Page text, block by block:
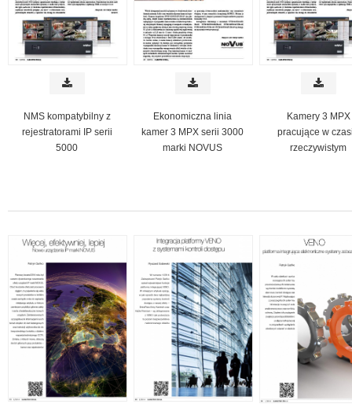
NMS kompatybilny z
rejestratorami IP serii
5000
Ekonomiczna linia
kamer 3 MPX serii 3000
marki NOVUS
Kamery 3 MPX
pracujące w
rzeczywistym